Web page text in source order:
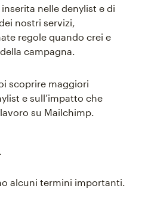
nelle denylist e di
nostri servizi,
regole quando crei e
campagna.
scoprire maggiori
e sull’impatto che
su Mailchimp.
alcuni termini importanti.